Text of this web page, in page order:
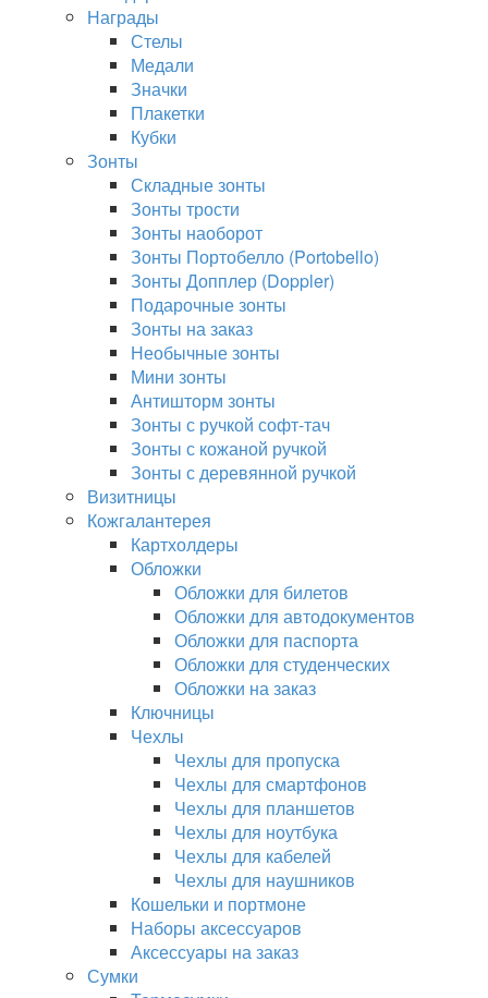
Награды
Стелы
Медали
Значки
Плакетки
Кубки
Зонты
Складные зонты
Зонты трости
Зонты наоборот
Зонты Портобелло (Portobello)
Зонты Допплер (Doppler)
Подарочные зонты
Зонты на заказ
Необычные зонты
Мини зонты
Антишторм зонты
Зонты с ручкой софт-тач
Зонты с кожаной ручкой
Зонты с деревянной ручкой
Визитницы
Кожгалантерея
Картхолдеры
Обложки
Обложки для билетов
Обложки для автодокументов
Обложки для паспорта
Обложки для студенческих
Обложки на заказ
Ключницы
Чехлы
Чехлы для пропуска
Чехлы для смартфонов
Чехлы для планшетов
Чехлы для ноутбука
Чехлы для кабелей
Чехлы для наушников
Кошельки и портмоне
Наборы аксессуаров
Аксессуары на заказ
Сумки